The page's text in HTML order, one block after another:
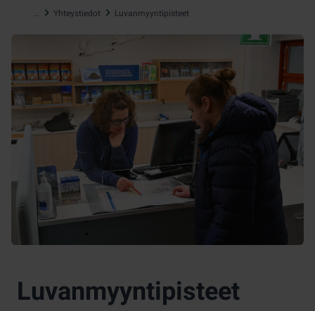
… Yhteystiedot Luvanmyyntipisteet
Luvanmyyntipisteet